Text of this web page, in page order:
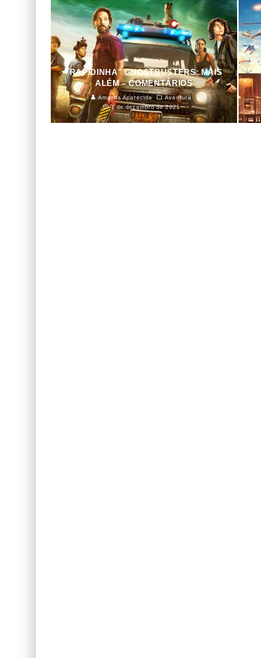
“RAPIDINHA” GHOSTBUSTERS: MAIS
ALÉM – COMENTÁRIOS
Amanda Aparecida
Aventura
7 de dezembro de 2021